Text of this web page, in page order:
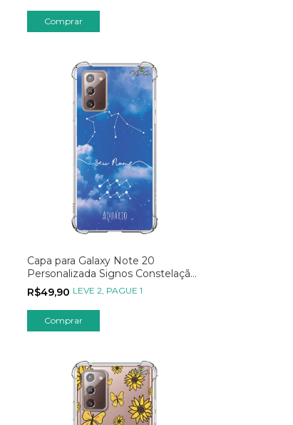
Capa para Galaxy Note 20
Personalizada Signos Constelação
de Aquário
R$49,90 LEVE 2, PAGUE 1